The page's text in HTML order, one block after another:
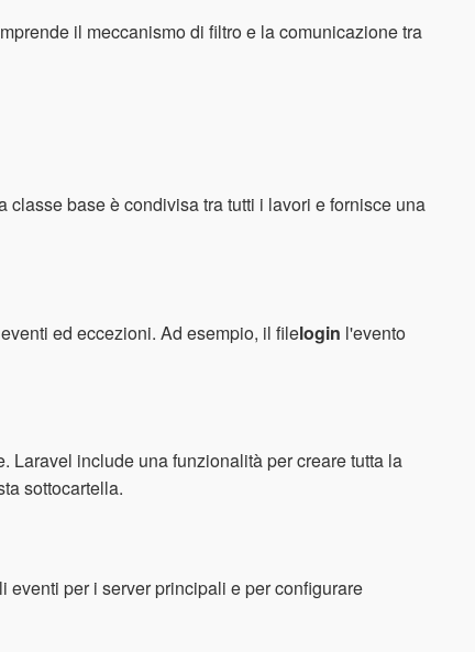
il meccanismo di filtro e la comunicazione tra
base è condivisa tra tutti i lavori e fornisce una
ed eccezioni. Ad esempio, il filelogin l'evento
include una funzionalità per creare tutta la
sottocartella.
per i server principali e per configurare